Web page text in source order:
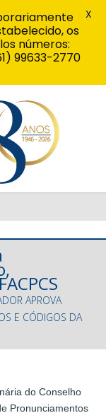
APROVA
E CÓDIGOS DA
do Conselho
Pronunciamentos
os
números:
99633-2770
X